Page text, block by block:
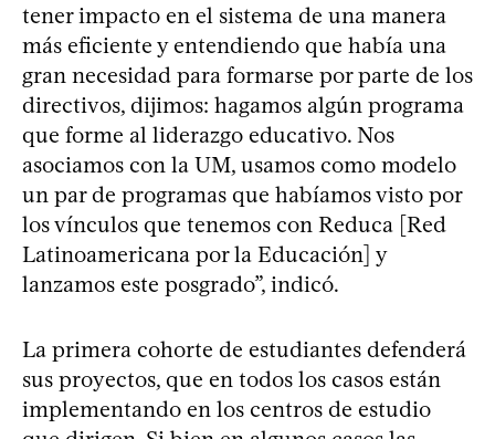
tener impacto en el sistema de una manera
más eficiente y entendiendo que había una
gran necesidad para formarse por parte de los
directivos, dijimos: hagamos algún programa
que forme al liderazgo educativo. Nos
asociamos con la UM, usamos como modelo
un par de programas que habíamos visto por
los vínculos que tenemos con Reduca [Red
Latinoamericana por la Educación] y
lanzamos este posgrado”, indicó.
La primera cohorte de estudiantes defenderá
sus proyectos, que en todos los casos están
implementando en los centros de estudio